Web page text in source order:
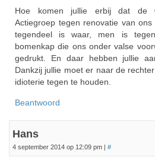
Hoe komen jullie erbij dat de
Actiegroep tegen renovatie van
tegendeel is waar, men is
bomenkap die ons onder valse
gedrukt. En daar hebben jullie
Dankzij jullie moet er naar de
idioterie tegen te houden.
Beantwoord
Hans
4 september 2014 op 12:09 pm | #